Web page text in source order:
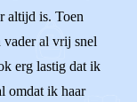
altijd is. Toen
vader al vrij snel
erg lastig dat ik
omdat ik haar